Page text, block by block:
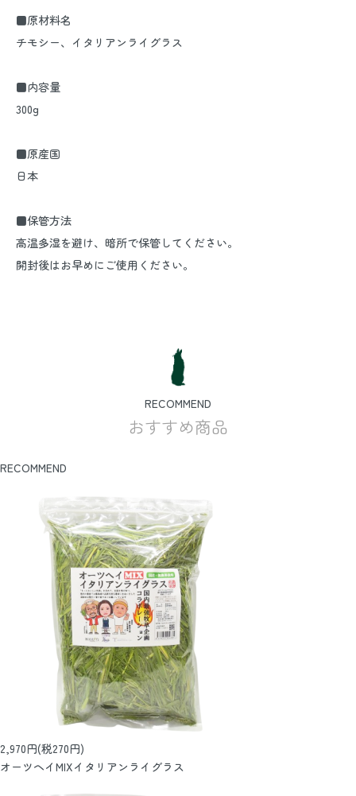
■原材料名
チモシー、イタリアンライグラス
■内容量
300g
■原産国
日本
■保管方法
高温多湿を避け、暗所で保管してください。
開封後はお早めにご使用ください。
RECOMMEND
おすすめ商品
RECOMMEND
2,970円(税270円)
オーツヘイMIXイタリアンライグラス